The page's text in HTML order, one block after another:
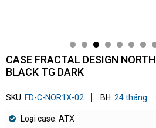
CASE FRACTAL DESIGN
BLACK TG DARK
SKU: FD-C-NOR1X-02 BH: 24 tháng
Loại case: ATX